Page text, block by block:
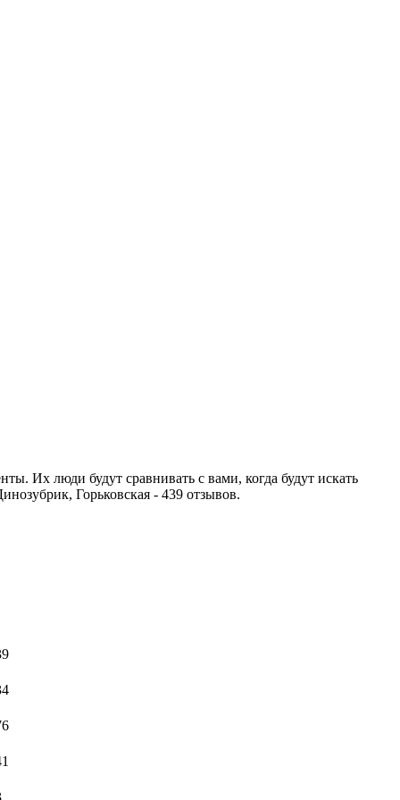
Их люди будут сравнивать с вами, когда будут искать
Горьковская - 439 отзывов.